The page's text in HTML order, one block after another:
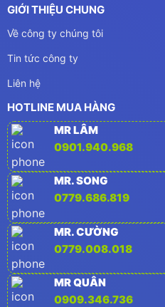
GIỚI THIỆU CHUNG
Về công ty chúng tôi
Tin tức công ty
Liên hệ
HOTLINE MUA HÀNG
MR LÂM
0901.940.968
MR. SONG
0779.686.819
MR. CƯỜNG
0779.008.018
MR QUÂN
0909.346.736